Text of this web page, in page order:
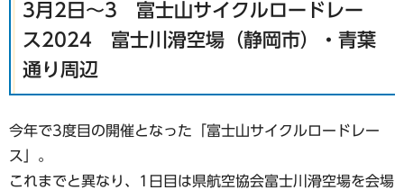
3月2日〜3 富士山サイクルロードレー
ス2024 富士川滑空場（静岡市）・青葉
通り周辺
今年で3度目の開催となった「富士山サイクルロードレー
ス」。
これまでと異なり、1日目は県航空協会富士川滑空場を会場